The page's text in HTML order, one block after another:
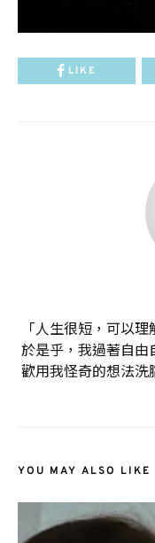
LIKE
「人生很短，可以
於是乎，我過著自
歡用我怪奇的想法
YOU MAY ALSO LIKE